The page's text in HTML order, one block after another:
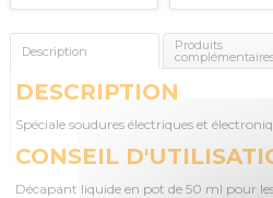
Description Produits
DESCRIPTION
Spéciale soudures électriques et
CONSEIL
Décapant liquide en pot de 50 ml pour